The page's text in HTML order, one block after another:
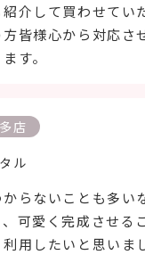
介して買わせてい
皆様心から対応さ
す。
店
ル
らないことも多い
可愛く完成させる
用したいと思いま